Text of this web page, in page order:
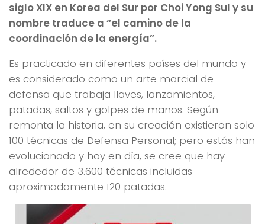
siglo XlX en Korea del Sur por Choi Yong Sul y su
nombre traduce a “el camino de la
coordinación de la energía”.
Es practicado en diferentes países del mundo y
es considerado como un arte marcial de
defensa que trabaja llaves, lanzamientos,
patadas, saltos y golpes de manos. Según
remonta la historia, en su creación existieron solo
100 técnicas de Defensa Personal; pero estás han
evolucionado y hoy en día, se cree que hay
alrededor de 3.600 técnicas incluidas
aproximadamente 120 patadas.